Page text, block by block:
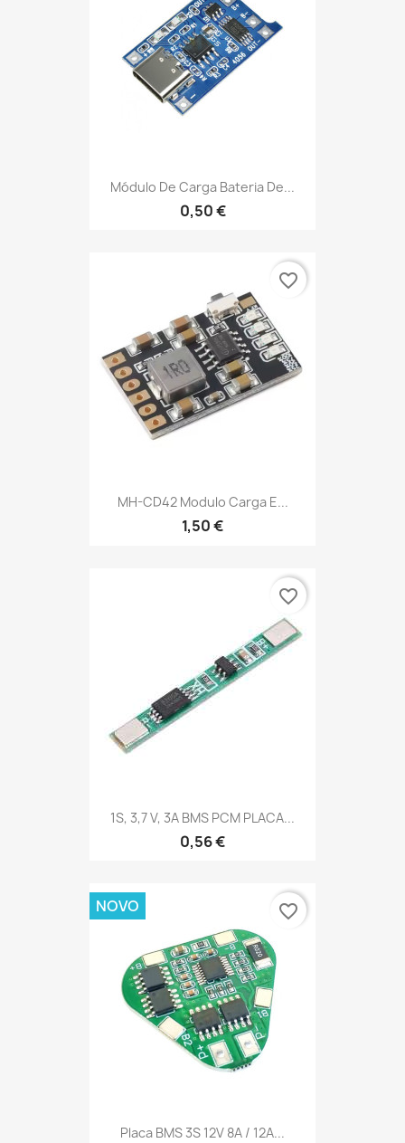
Módulo De Carga Bateria De...
0,50 €
MH-CD42 Modulo Carga E...
1,50 €
favorite_border
1S, 3,7 V, 3A BMS PCM PLACA...
0,56 €
favorite_border
Placa BMS 3S 12V 8A / 12A...
NOVO favorite_border